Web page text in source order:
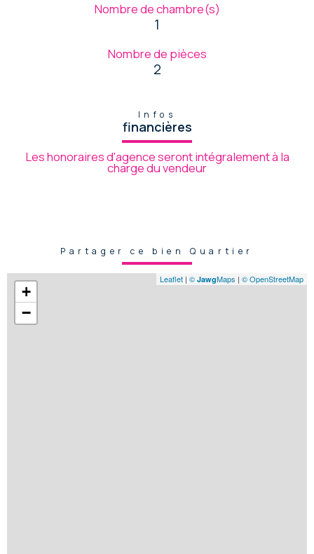
Nombre de chambre(s)
1
Nombre de pièces
2
Infos
financières
Les honoraires d'agence seront intégralement à la
charge du vendeur
Partager ce bien Quartier
+
−
Leaflet | © JawgMaps | © OpenStreetMap